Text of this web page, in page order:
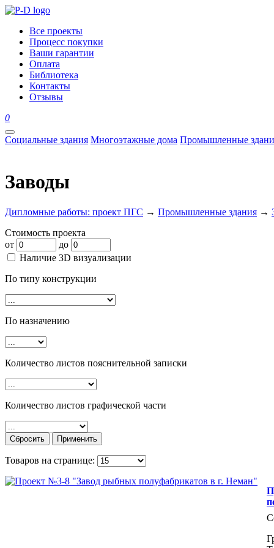
Все проекты
Процесс покупки
Ваши гарантии
Оплата
Библиотека
Контакты
Отзывы
0
Социальные здания Многоэтажные дома Промышленные
Заводы
Дипломные работы: проект ПГС → Промышленные здания →
Стоимость проекта
от
до
Наличие 3D визуализации
По типу конструкции
По назначению
Количество листов пояснительной записки
Количество листов графической части
Товаров на странице: